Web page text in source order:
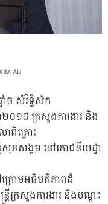
AU
ាំច សំរឹទ្ធិស័ក
០១៨ ក្រសួងការងារ និង
ាពិគ្រោះ
សុខសង្គម នៅភោជនីយដ្ឋា​​​​​​​​​​​​​​​​​​​​​​​​​​​​​​​​​​​​​​​​​​​​​​​​​​​​
ក្រោមអធិបតីភាពដ៏
តីក្រសួងការងារ និងបណ្តុះ